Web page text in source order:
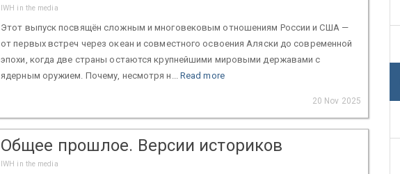
IWH in the media
Этот выпуск посвящён сложным и многовековым отношениям России и США —
от первых встреч через океан и совместного освоения Аляски до современной
эпохи, когда две страны остаются крупнейшими мировыми державами с
ядерным оружием. Почему, несмотря н... Read more
20 Nov 2025
Общее прошлое. Версии историков
IWH in the media